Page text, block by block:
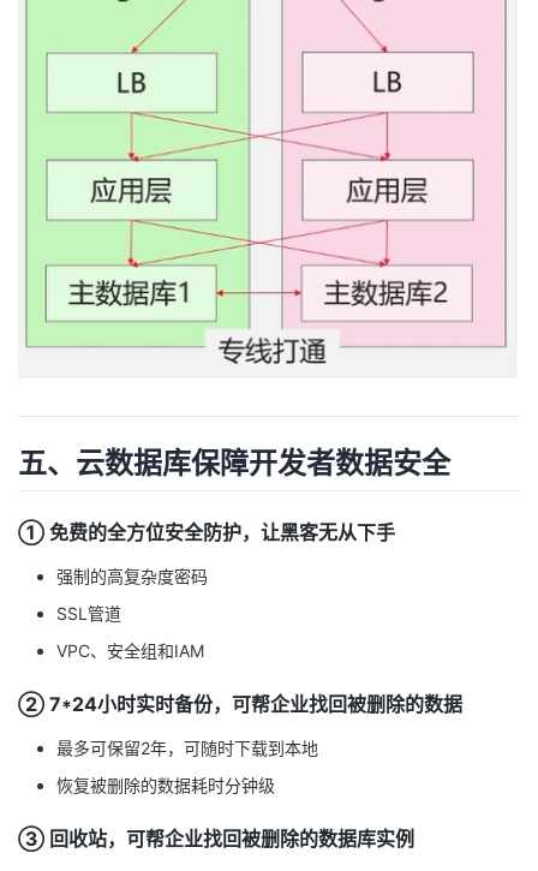
五、云数据库保障开发者数据安全
① 免费的全方位安全防护，让黑客无从下手
强制的高复杂度密码
SSL管道
VPC、安全组和IAM
② 7*24小时实时备份，可帮企业找回被删除的数据
最多可保留2年，可随时下载到本地
恢复被删除的数据耗时分钟级
③ 回收站，可帮企业找回被删除的数据库实例